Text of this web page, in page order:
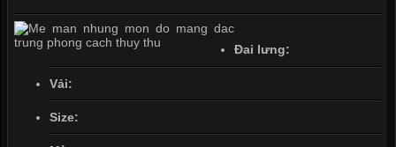
Đai lưng:
Vải:
Size: